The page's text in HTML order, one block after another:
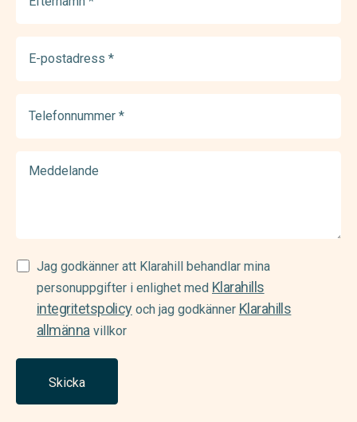
(Required)
postadress
(Required)
Samtycke
(Required)
Jag godkänner att Klarahill behandlar mina
personuppgifter i enlighet med Klarahills
integritetspolicyoch jag godkänner Klarahills
allmännavillkor
Skicka